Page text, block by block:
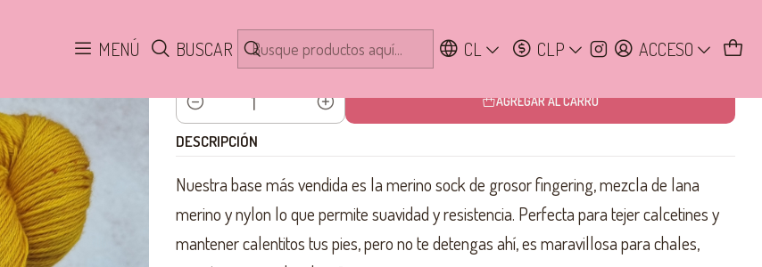
MENÚ BUSCAR CL CLP ACCESO
Cantidad
AGREGAR AL CARRO
DESCRIPCIÓN
Nuestra base más vendida es la merino sock de grosor fingering, mezcla de lana
merino y nylon lo que permite suavidad y resistencia. Perfecta para tejer calcetines y
mantener calentitos tus pies, pero no te detengas ahí, es maravillosa para chales,